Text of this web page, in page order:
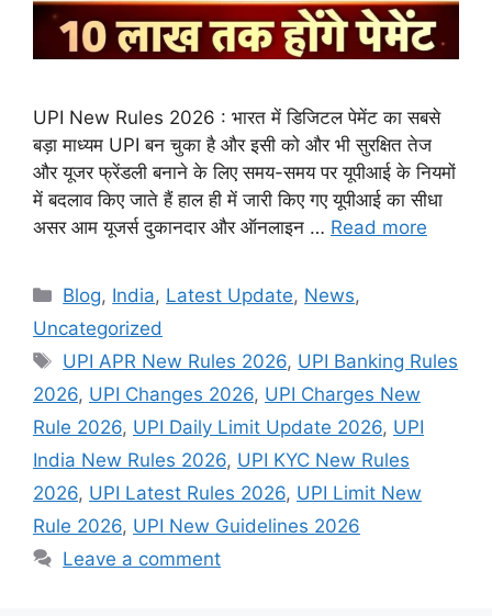
UPI New Rules 2026 : भारत में डिजिटल पेमेंट का सबसे
बड़ा माध्यम UPI बन चुका है और इसी को और भी सुरक्षित तेज
और यूजर फ्रेंडली बनाने के लिए समय-समय पर यूपीआई के नियमों
में बदलाव किए जाते हैं हाल ही में जारी किए गए यूपीआई का सीधा
असर आम यूजर्स दुकानदार और ऑनलाइन … Read more
Categories
Blog, India, Latest Update, News,
Uncategorized
Tags
UPI APR New Rules 2026, UPI Banking Rules
2026, UPI Changes 2026, UPI Charges New
Rule 2026, UPI Daily Limit Update 2026, UPI
India New Rules 2026, UPI KYC New Rules
2026, UPI Latest Rules 2026, UPI Limit New
Rule 2026, UPI New Guidelines 2026
Leave a comment